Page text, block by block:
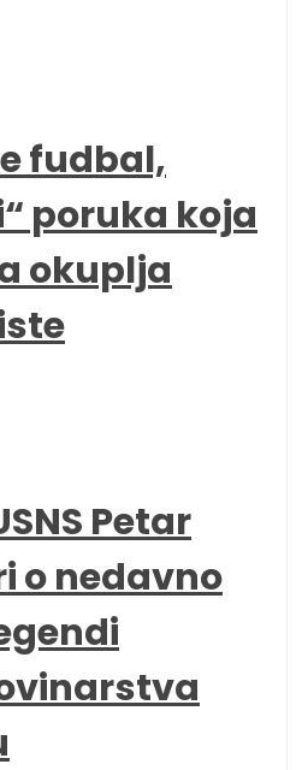
fudbal,
poruka koja
okuplja
Petar
o nedavno